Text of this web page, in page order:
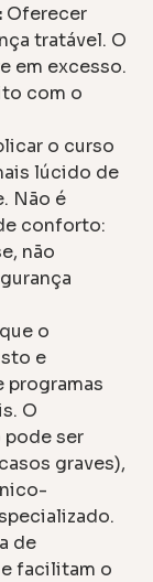
Oferecer
tratável. O
em excesso.
com o
o curso
lúcido de
Não é
conforto:
não
o
e
programas
O
ser
graves),
de
facilitam o